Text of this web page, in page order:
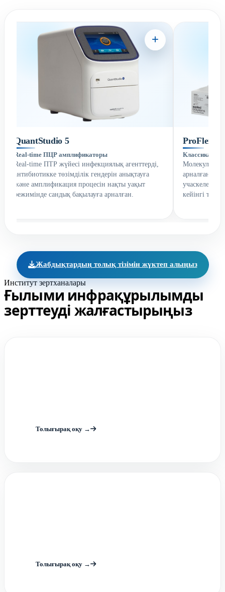
QuantStudio 5
Real-time ПЦР амплификаторы
Real-time ПТР жүйесі инфекциялық агенттерді,
антибиотикке төзімділік гендерін анықтауға
және амплификация процесін нақты уақыт
режимінде сандық бақылауға арналған.
ProFlex
Молекулалық-
арналған
учаскелерін
кейінгі
Жабдықтардың толық тізімін жүктеп алыңыз
Институт зертханалары
Ғылыми инфрақұрылымды
зерттеуді жалғастырыңыз
Толығырақ оқу →
Толығырақ оқу →